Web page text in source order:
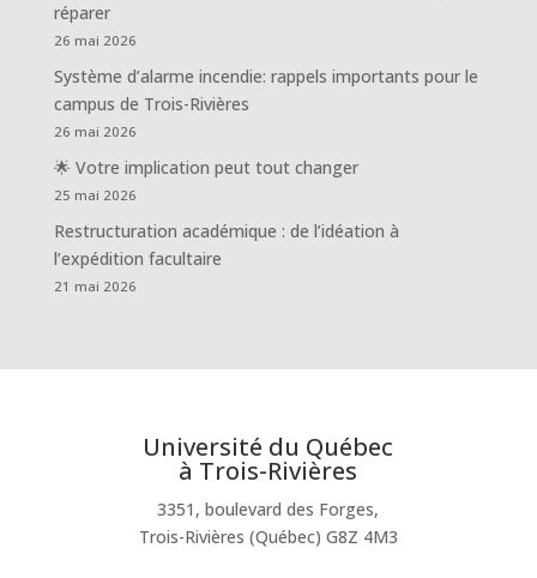
réparer
26 mai 2026
Système d’alarme incendie: rappels importants pour le
campus de Trois-Rivières
26 mai 2026
🌟 Votre implication peut tout changer
25 mai 2026
Restructuration académique : de l’idéation à
l’expédition facultaire
21 mai 2026
Université du Québec
à Trois-Rivières
3351, boulevard des Forges,
Trois-Rivières (Québec) G8Z 4M3